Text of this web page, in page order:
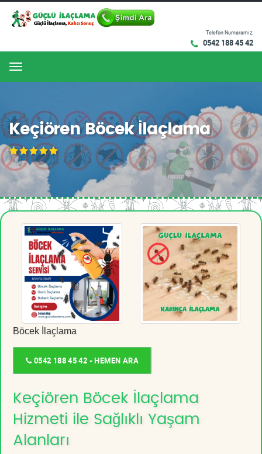
Telefon Numaramız:
0542 188 45 42
Menu
Keçiören Böcek İlaçlama
Böcek İlaçlama
0542 188 45 42 - HEMEN ARA
Keçiören Böcek İlaçlama
Hizmeti ile Sağlıklı Yaşam
Alanları